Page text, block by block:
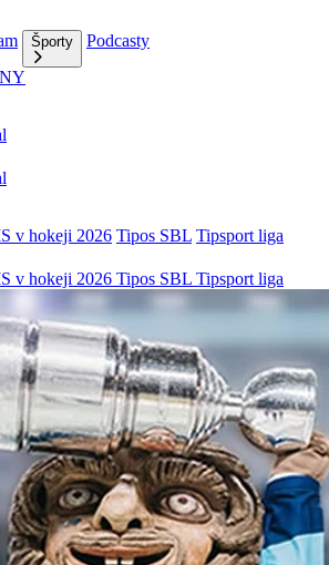
Športy
Podcasty
v hokeji 2026 Tipos SBL Tipsport liga
v hokeji 2026 Tipos SBL Tipsport liga